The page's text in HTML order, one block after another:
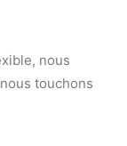
nous
touchons